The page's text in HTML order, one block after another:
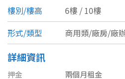
宜蘭縣
桃園市
類型(可複選)
不拘
樓別/樓高
6樓 / 10樓
形式/類型
商用類/廠房/廠
詳細資訊
押金
兩個月租金